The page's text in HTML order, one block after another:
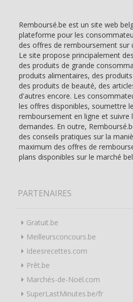
Remboursé.be est un site web
plateforme pour les
des offres de remboursement sur
Le site propose principalement
des produits de grande
produits alimentaires, des
des produits de beauté, des
d'autres encore. Les
les offres disponibles, soumettre
remboursement en ligne et suivre
demandes. En outre,
des conseils pratiques sur la
maximum des offres de
plans disponibles sur le marché
PARTENAIRES
Gratuit.be
Meilleursconcours.be
Ideesrecettes.com
Prêt.be
Marchés-de-Noël.com
SuperLastMinutes.be/fr